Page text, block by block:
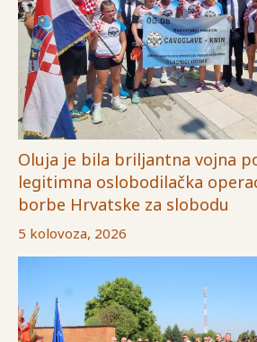
Oluja je bila briljantna vojna
legitimna oslobodilačka
borbe Hrvatske za slobodu
5 kolovoza, 2026